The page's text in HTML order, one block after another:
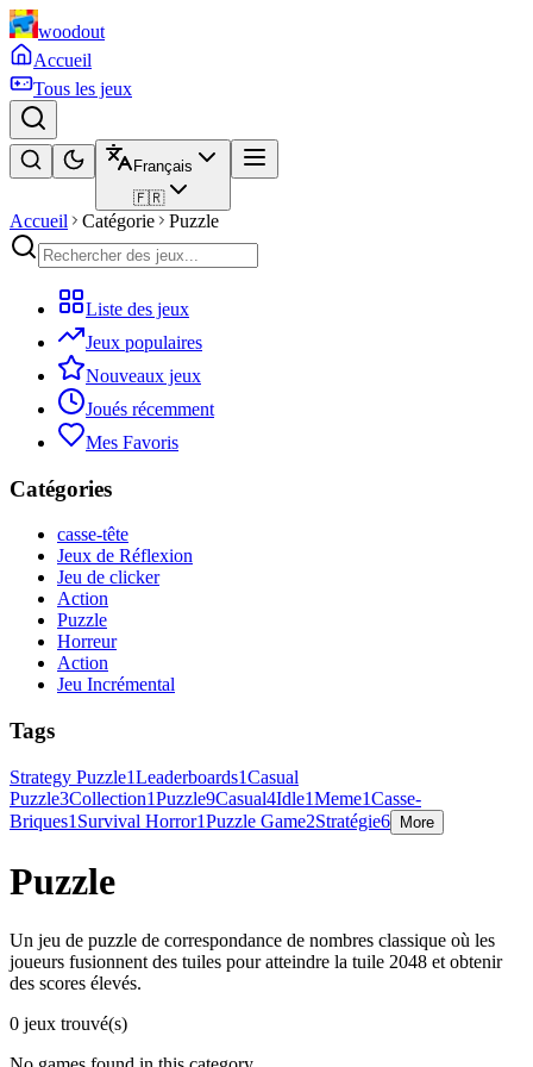
woodout
Accueil
Tous les jeux
Français
🇫🇷
Accueil Catégorie Puzzle
Liste des jeux
Jeux populaires
Nouveaux jeux
Joués récemment
Mes Favoris
Catégories
casse-tête
Jeux de Réflexion
Jeu de clicker
Action
Puzzle
Horreur
Action
Jeu Incrémental
Tags
Strategy Puzzle1Leaderboards1Casual
Puzzle3Collection1Puzzle9Casual4Idle1Meme1Casse-
Briques1 Survival Horror1Puzzle Game2Stratégie6 More
Puzzle
Un jeu de puzzle de correspondance de nombres classique où les
joueurs fusionnent des tuiles pour atteindre la tuile 2048 et obtenir
des scores élevés.
0 jeux trouvé(s)